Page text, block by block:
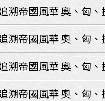
日本頂級飛鳥-
日本環航
中國
北疆 青藏鐵路
韓國
溯帝國風華 奧、匈
溯帝國風華 奧、匈
溯帝國風華 奧、匈
溯帝國風華 奧、匈